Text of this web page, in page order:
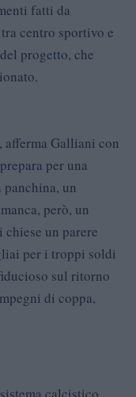
fatti da
centro sportivo e
progetto, che
afferma Galliani con
per una
un
però, un
un parere
per i troppi soldi
sul ritorno
di coppa,